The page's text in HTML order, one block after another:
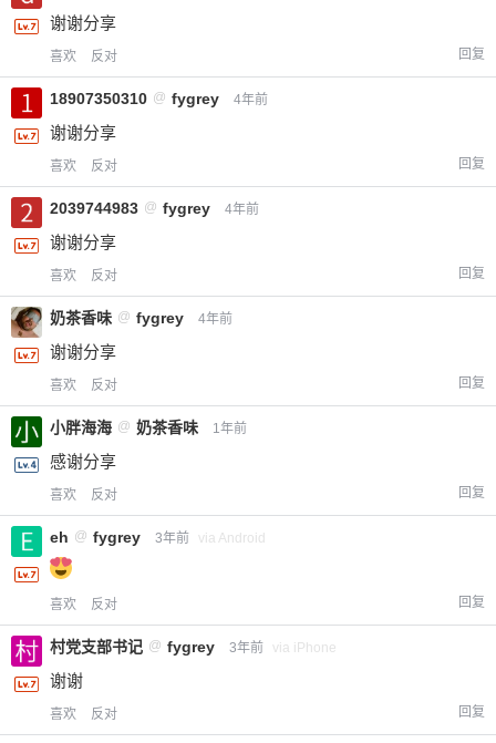
20 50 自定义
谢谢分享
喜欢 反对 回复
18907350310 @ fygrey 4年前
谢谢分享
喜欢 反对 回复
2039744983 @ fygrey 4年前
谢谢分享
喜欢 反对 回复
奶茶香味 @ fygrey 4年前
谢谢分享
喜欢 反对 回复
小胖海海 @ 奶茶香味 1年前
感谢分享
喜欢 反对 回复
eh @ fygrey 3年前 via Android
喜欢 反对 回复
村党支部书记 @ fygrey 3年前 via iPhone
谢谢
喜欢 反对 回复